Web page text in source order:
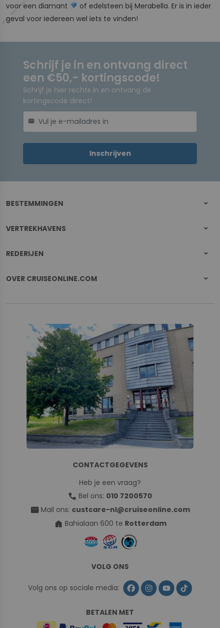
voor een diamant
of edelsteen bij Merabella. Er is in ieder
geval voor iedereen wel iets te vinden!
Schrijf je in en ontvang direct
een €50,- kortingscode!
Schrijf je hier rechts in en ontvang de
kortingscode direct!
mail
Inschrijven
BESTEMMINGEN
VERTREKHAVENS
REDERIJEN
OVER CRUISEONLINE.COM
CONTACTGEGEVENS
Heb je een vraag?
call Bel ons: 010 7200570
mail Mail ons: custcare-nl@cruiseonline.com
home Bahialaan 600 te Rotterdam
VOLG ONS
Volg ons op sociale media:
BETALEN MET